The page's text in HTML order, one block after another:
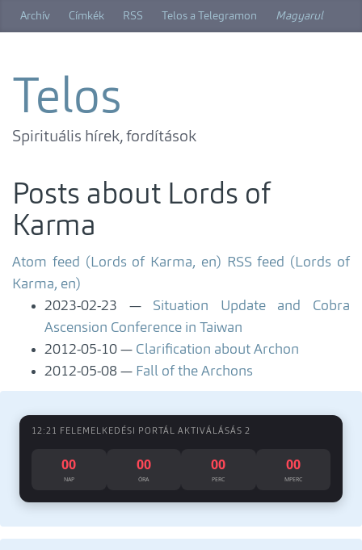
Archív Címkék RSS Telos a Telegramon Magyarul
Telos
Spirituális hírek, fordítások
Posts about Lords of
Karma
Atom feed (Lords of Karma, en)
RSS feed (Lords of
Karma, en)
2023-02-23
Situation Update and Cobra
Ascension Conference in Taiwan
2012-05-10
Clarification about Archon
2012-05-08
Fall of the Archons
12:21 FELEMELKEDÉSI PORTÁL AKTIVÁLÁSÁS 2
00
NAP
00
ÓRA
00
PERC
00
MPERC